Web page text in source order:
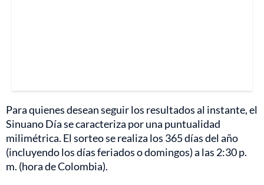
Para quienes desean seguir los resultados al instante, el
Sinuano Día se caracteriza por una puntualidad
milimétrica. El sorteo se realiza los 365 días del año
(incluyendo los días feriados o domingos) a las 2:30 p.
m. (hora de Colombia).